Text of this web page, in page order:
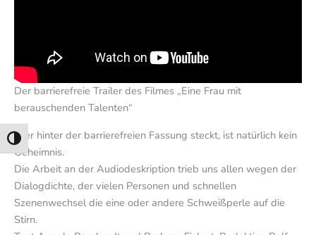
Umschalten auf hohe Kontraste
Der barrierefreie Trailer des Filmes „Eine Frau mit
berauschenden Talenten“
Wer hinter der barrierefreien Fassung steckt, ist natürlich kein
Geheimnis.
Die Arbeit an der Audiodeskription trieb uns allen wegen der
Dialogdichte, der vielen Personen und schnellen
Szenenwechsel die eine oder andere Schweißperle auf die
Stirn.